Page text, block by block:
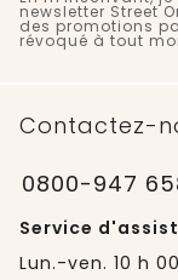
newsletter Street
des promotions
révoqué à tout
Contactez-
0800-947
Service
Lun.-ven. 10 h